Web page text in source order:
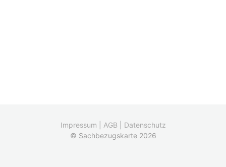
Impressum AGB
Datenschutz
© Sachbezugskarte 2026